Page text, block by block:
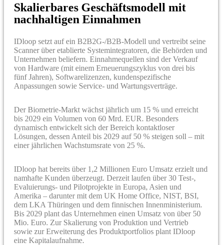
Skalierbares Geschäftsmodell mit
nachhaltigen Einnahmen
IDloop setzt auf ein B2B2G-/B2B-Modell und vertreibt seine
Scanner über etablierte Systemintegratoren, die Behörden und
Unternehmen beliefern. Einnahmequellen sind der Verkauf
von Hardware (mit einem Erneuerungszyklus von drei bis
fünf Jahren), Softwarelizenzen, kundenspezifische
Anpassungen sowie Service- und Wartungsverträge.
Der Biometrie-Markt wächst jährlich um 15 % und erreicht
bis 2029 ein Volumen von 60 Mrd. EUR. Besonders
dynamisch entwickelt sich der Bereich kontaktloser
Lösungen, dessen Anteil bis 2029 auf 50 % steigen soll – mit
einer jährlichen Wachstumsrate von 25 %.
IDloop hat bereits über 1,2 Millionen Euro Umsatz erzielt und
namhafte Kunden überzeugt. Derzeit laufen über 30 Test-,
Evaluierungs- und Pilotprojekte in Europa, Asien und
Amerika – darunter mit dem UK Home Office, NIST, BSI,
dem LKA Thüringen und dem finnischen Innenministerium.
Bis 2029 plant das Unternehmen einen Umsatz von über 50
Mio. Euro. Zur Skalierung von Produktion und Vertrieb
sowie zur Erweiterung des Produktportfolios plant IDloop
eine Kapitalaufnahme.